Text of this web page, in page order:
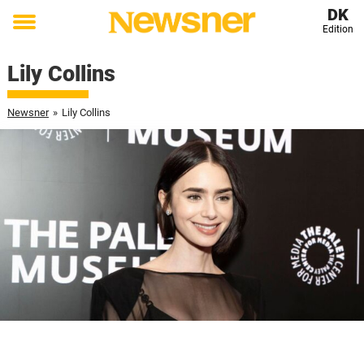
Toggle
DK
Edition
Lily Collins
Newsner » Lily Collins